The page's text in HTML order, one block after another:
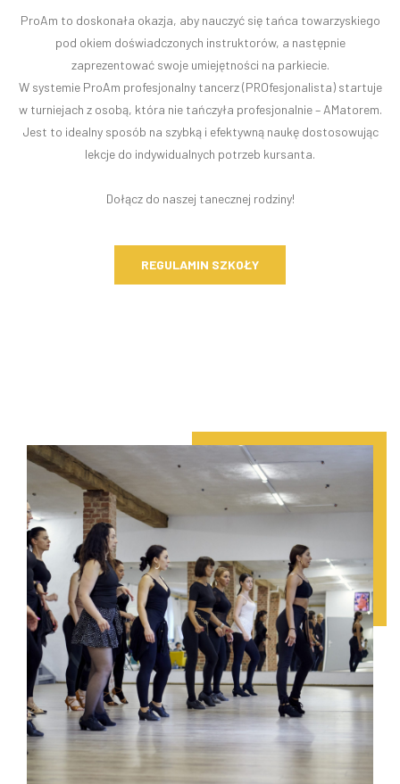
ProAm to doskonała okazja, aby nauczyć się tańca towarzyskiego
pod okiem doświadczonych instruktorów, a następnie
zaprezentować swoje umiejętności na parkiecie.
W systemie ProAm profesjonalny tancerz (PROfesjonalista) startuje
w turniejach z osobą, która nie tańczyła profesjonalnie – AMatorem.
Jest to idealny sposób na szybką i efektywną naukę dostosowując
lekcje do indywidualnych potrzeb kursanta.
Dołącz do naszej tanecznej rodziny!
REGULAMIN SZKOŁY